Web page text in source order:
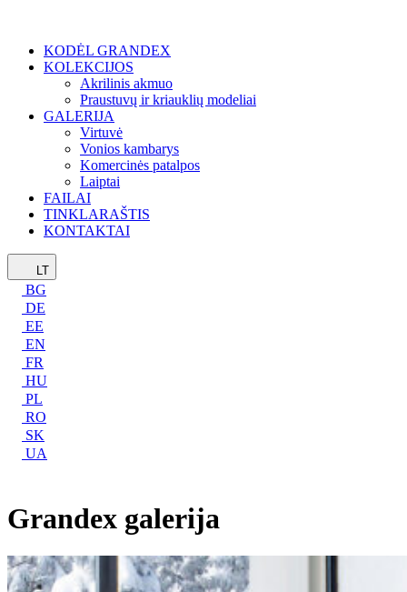
KODĖL GRANDEX
KOLEKCIJOS
Akrilinis akmuo
Praustuvų ir kriauklių modeliai
GALERIJA
Virtuvė
Vonios kambarys
Komercinės patalpos
Laiptai
FAILAI
TINKLARAŠTIS
KONTAKTAI
LT
BG
DE
EE
EN
FR
HU
PL
RO
SK
UA
Grandex galerija